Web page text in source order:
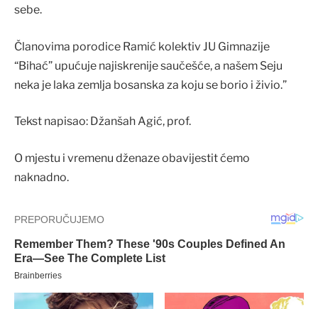
sebe.
Članovima porodice Ramić kolektiv JU Gimnazije
“Bihać” upućuje najiskrenije saučešće, a našem Seju
neka je laka zemlja bosanska za koju se borio i živio.”
Tekst napisao: Džanšah Agić, prof.
O mjestu i vremenu dženaze obavijestit ćemo
naknadno.